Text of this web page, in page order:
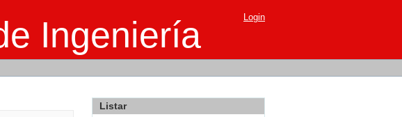
Ingeniería Login
Listar